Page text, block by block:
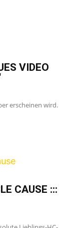
VIDEO
erscheinen wird.
CAUSE :::